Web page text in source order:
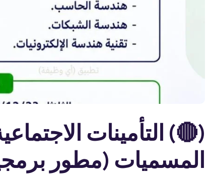
(🔴) التأمينات
المسميات (مطور